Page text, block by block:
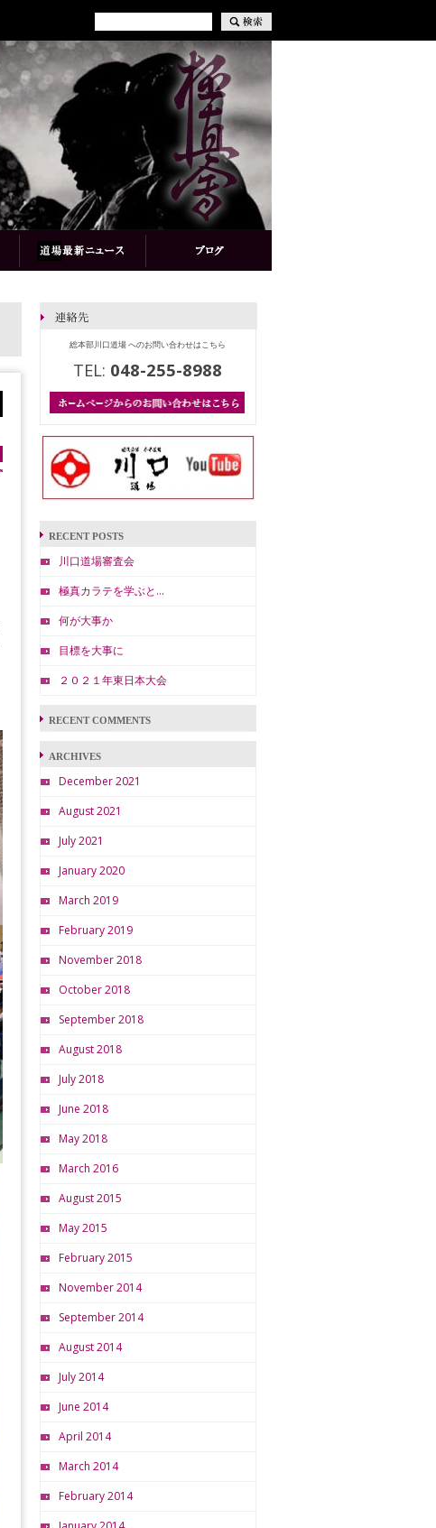
総本部川口道場 へのお問い合わせはこちら
TEL: 048-255-8988
RECENT POSTS
川口道場審査会
極真カラテを学ぶと…
何が大事か
目標を大事に
２０２１年東日本大会
RECENT COMMENTS
ARCHIVES
December 2021
August 2021
July 2021
January 2020
March 2019
February 2019
November 2018
October 2018
September 2018
August 2018
July 2018
June 2018
May 2018
March 2016
August 2015
May 2015
February 2015
November 2014
September 2014
August 2014
July 2014
June 2014
April 2014
March 2014
February 2014